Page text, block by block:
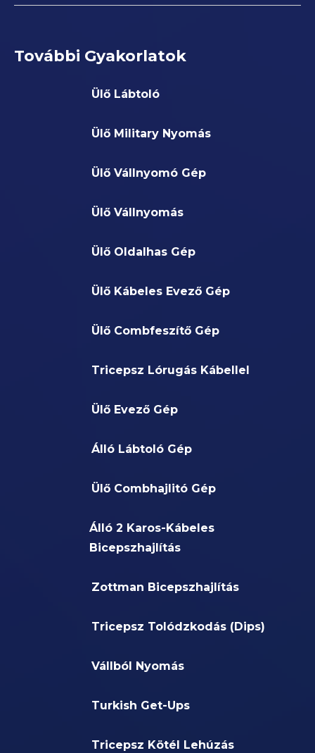
További Gyakorlatok
Ülő Lábtoló
Ülő Military Nyomás
Ülő Vállnyomó Gép
Ülő Vállnyomás
Ülő Oldalhas Gép
Ülő Kábeles Evező Gép
Ülő Combfeszítő Gép
Tricepsz Lórugás Kábellel
Ülő Evező Gép
Álló Lábtoló Gép
Ülő Combhajlitó Gép
Álló 2 Karos-Kábeles
Bicepszhajlítás
Zottman Bicepszhajlítás
Tricepsz Tolódzkodás (Dips)
Vállból Nyomás
Turkish Get-Ups
Tricepsz Kötél Lehúzás